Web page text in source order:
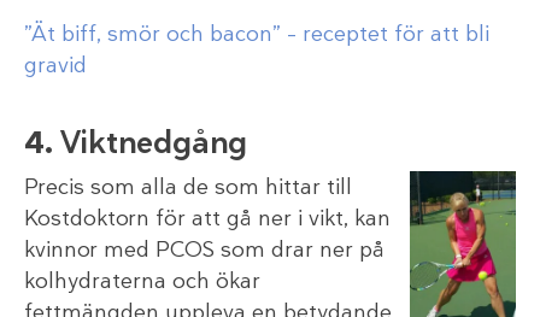
”Ät biff, smör och bacon” – receptet för att bli
gravid
4. Viktnedgång
Precis som alla de som hittar till
Kostdoktorn för att gå ner i vikt, kan
kvinnor med PCOS som drar ner på
kolhydraterna och ökar